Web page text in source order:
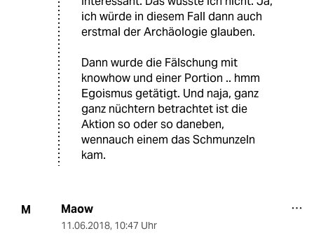
ich würde in diesem Fall dann auch
erstmal der Archäologie glauben.
Dann wurde die Fälschung mit
knowhow und einer Portion .. hmm
Egoismus getätigt. Und naja, ganz
ganz nüchtern betrachtet ist die
Aktion so oder so daneben,
wennauch einem das Schmunzeln
kam.
M Maow
11.06.2018, 10:47 Uhr